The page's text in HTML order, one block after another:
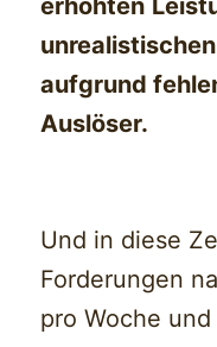
erhöhten
aufgrund
Auslöser.
Und in diese
Forderungen
pro Woche